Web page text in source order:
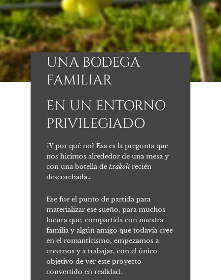
UNA BODEGA
FAMILIAR
EN UN ENTORNO
PRIVILEGIADO
¿Y por qué no? Esa es la pregunta que
nos hicimos alrededor de una mesa y
con una botella detxakolírecién
descorchada…
Ese fue el punto de partida para
materializar ese sueño, para muchos
locura que, compartida con nuestra
familia y algún amigo que todavía cree
en el romanticismo, empezamos a
creernos y a trabajar, con el único
objetivo de ver este proyecto
convertido en realidad.